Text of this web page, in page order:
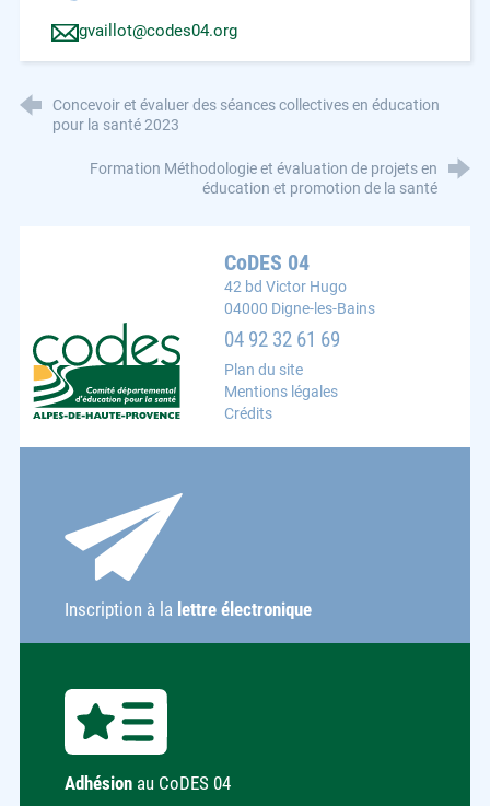
gvaillot@codes04.org
Concevoir et évaluer des séances collectives en éducation
pour la santé 2023
Formation Méthodologie et évaluation de projets en
éducation et promotion de la santé
CoDES 04 : Comité départemental d'éducation pour la
CoDES 04
42 bd Victor Hugo
04000 Digne-les-Bains
04 92 32 61 69
Plan du site
Mentions légales
Crédits
Inscription à la lettre électronique
Adhésion au CoDES 04